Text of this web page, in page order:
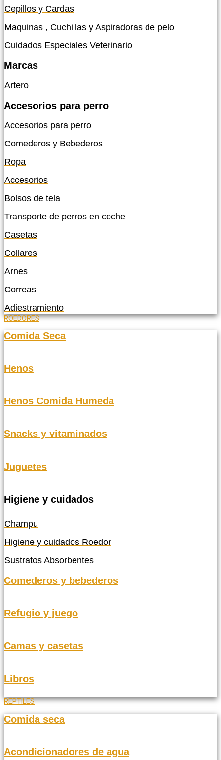
Cepillos y Cardas
Maquinas , Cuchillas y Aspiradoras de pelo
Cuidados Especiales Veterinario
Marcas
Artero
Accesorios para perro
Accesorios para perro
Comederos y Bebederos
Ropa
Accesorios
Bolsos de tela
Transporte de perros en coche
Casetas
Collares
Arnes
Correas
Adiestramiento
ROEDORES
Comida Seca
Henos
Henos Comida Humeda
Snacks y vitaminados
Juguetes
Higiene y cuidados
Champu
Higiene y cuidados Roedor
Sustratos Absorbentes
Comederos y bebederos
Refugio y juego
Camas y casetas
Libros
REPTILES
Comida seca
Acondicionadores de agua